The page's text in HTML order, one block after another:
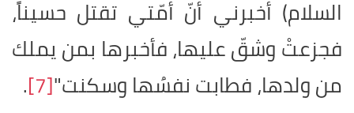
السلام) أخبرني أنّ أمّتي تقتل حسيناً،
فجزعتْ وشقّ عليها، فأخبرها بمن يملك
من ولدها، فطابت نفسُها وسكنت"[7]
.